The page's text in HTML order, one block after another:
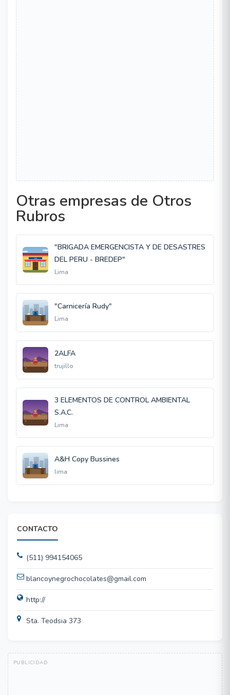
Otras empresas de Otros
Rubros
"BRIGADA EMERGENCISTA Y DE DESASTRES
DEL PERU - BREDEP"
Lima
"Carnicería Rudy"
Lima
2ALFA
trujillo
3 ELEMENTOS DE CONTROL AMBIENTAL
S.A.C.
Lima
A&H Copy Bussines
lima
CONTACTO
(511) 994154065
blancoynegrochocolates@gmail.com
http://
Sta. Teodsia 373